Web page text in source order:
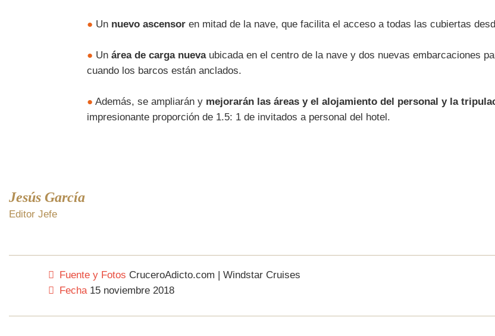
● Un nuevo ascensoren mitad de la nave, que facilita el acceso a todas las cubiertas
● Un área de carga nuevaubicada en el centro de la nave y dos nuevas embarcaciones
cuando los barcos están anclados.
●Además, se ampliarán y mejorarán las áreas y el alojamiento del personal y la
impresionante proporción de 1.5: 1 de invitados a personal del hotel.
Jesús García
Editor Jefe
Fuente y Fotos CruceroAdicto.com | Windstar Cruises
Fecha15 noviembre 2018